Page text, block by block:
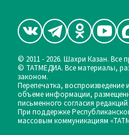
© 2011 - 2026. Шахри Казан. Все
© ТАТМЕДИА. Все материалы,
законом.
Перепечатка,
объеме информации,
письменного согласия
При поддержке
массовым коммуникациям